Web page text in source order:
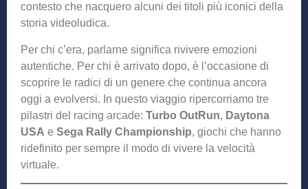
contesto che nacquero alcuni dei titoli più iconici della
storia videoludica.
Per chi c’era, parlarne significa rivivere emozioni
autentiche. Per chi è arrivato dopo, è l’occasione di
scoprire le radici di un genere che continua ancora
oggi a evolversi. In questo viaggio ripercorriamo tre
pilastri del racing arcade: Turbo OutRun, Daytona
USA e Sega Rally Championship, giochi che hanno
ridefinito per sempre il modo di vivere la velocità
virtuale.